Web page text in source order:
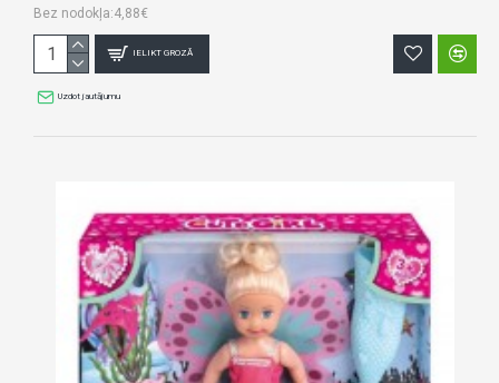
Bez nodokļa:4,88€
IELIKT GROZĀ
Uzdot jautājumu